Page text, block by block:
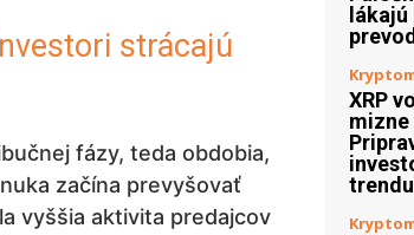
strácajú
fázy, teda obdobia,
začína prevyšovať
vyššia aktivita predajcov
XRP
mizne